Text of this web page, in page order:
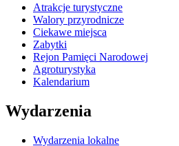
Atrakcje turystyczne
Walory przyrodnicze
Ciekawe miejsca
Zabytki
Rejon Pamięci Narodowej
Agroturystyka
Kalendarium
Wydarzenia
Wydarzenia lokalne